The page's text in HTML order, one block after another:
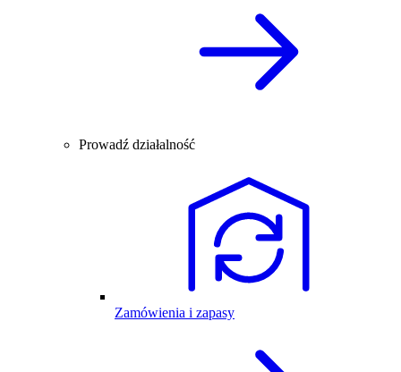
Prowadź działalność
Zamówienia i zapasy